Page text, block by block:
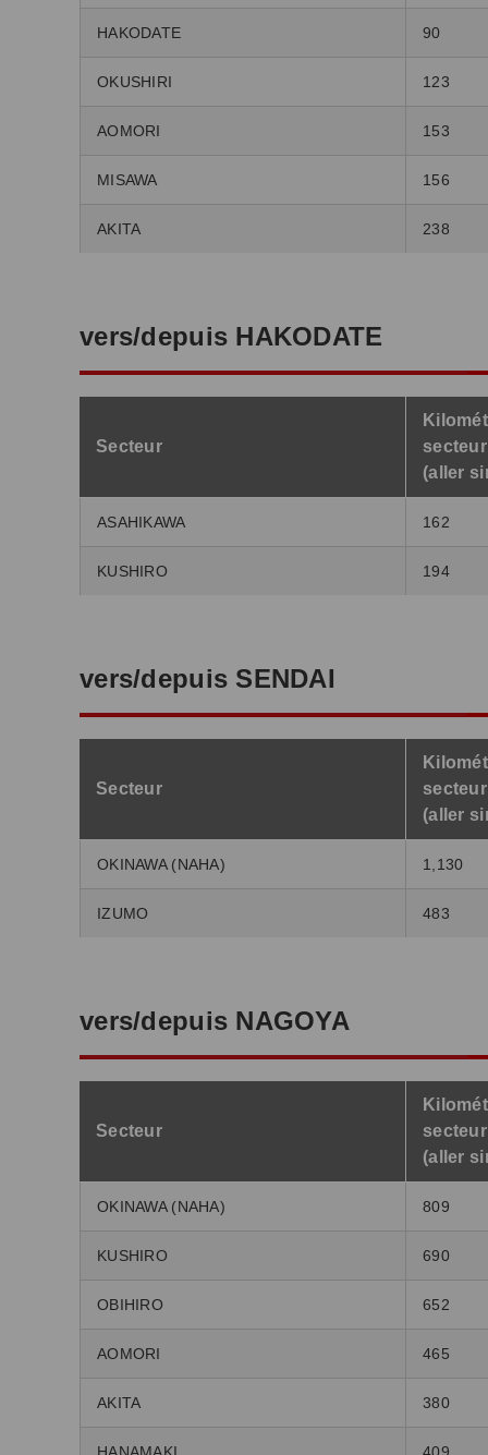
HAKODATE 90
OKUSHIRI 123
AOMORI 153
MISAWA 156
AKITA 238
vers/depuis HAKODATE
Secteur
secteur
(aller
ASAHIKAWA 162
KUSHIRO 194
vers/depuis SENDAI
Secteur
secteur
(aller
OKINAWA (NAHA) 1,130
IZUMO 483
vers/depuis NAGOYA
Secteur
secteur
(aller
OKINAWA (NAHA) 809
KUSHIRO 690
OBIHIRO 652
AOMORI 465
AKITA 380